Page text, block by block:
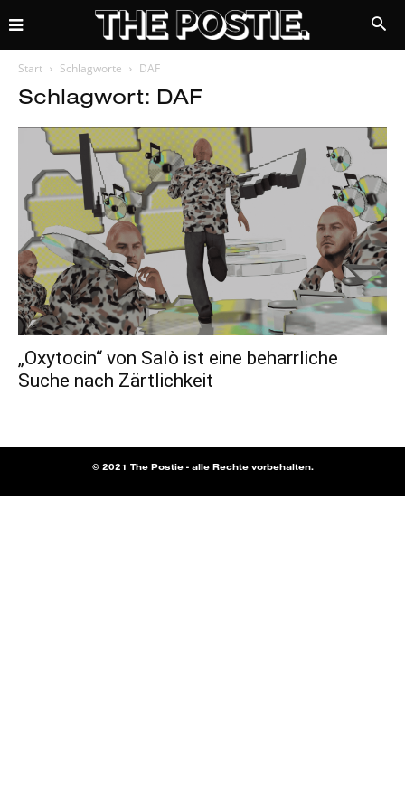
Start Schlagworte DAF
Schlagwort: DAF
„Oxytocin“ von Salò ist eine beharrliche
Suche nach Zärtlichkeit
© 2021 The Postie - alle Rechte vorbehalten.